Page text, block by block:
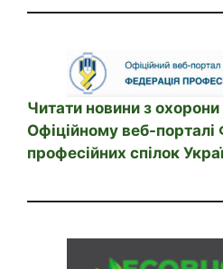
Читати новини з охорони
Офіційному веб-порталі
професійних спілок